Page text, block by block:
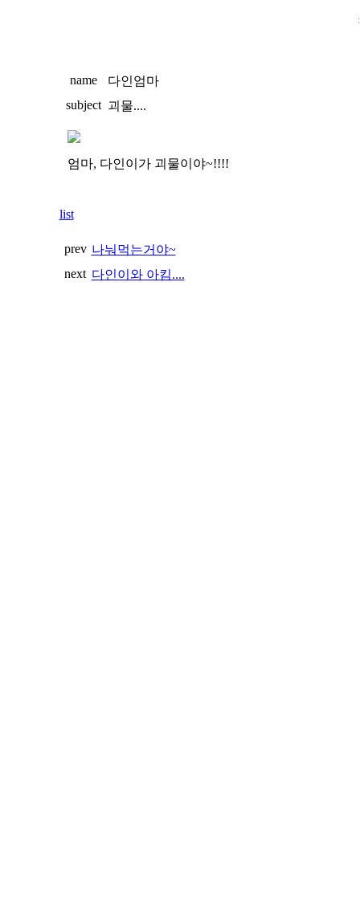
name
다인엄마
subject 괴물....
엄마, 다인이가 괴물이야~!!!!
list
prev 나눠먹는거야~
next 다인이와 아킴....